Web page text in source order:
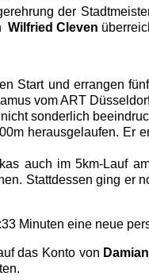
der
Wilfried Cleven
Start und errangen
vom ART
sonderlich
herausgelaufen. Er
auch im 5km-Lauf
Stattdessen ging er
Minuten eine neue
das Konto von